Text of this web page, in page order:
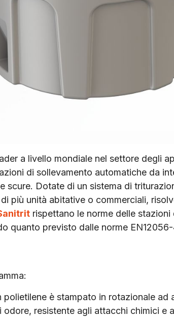
a livello mondiale nel settore degli
di sollevamento automatiche da
scure. Dotate di un sistema di
più unità abitative o commerciali,
rispettano le norme delle
quanto previsto dalle norme
polietilene è stampato in rotazionale ad
odore, resistente agli attacchi chimici e